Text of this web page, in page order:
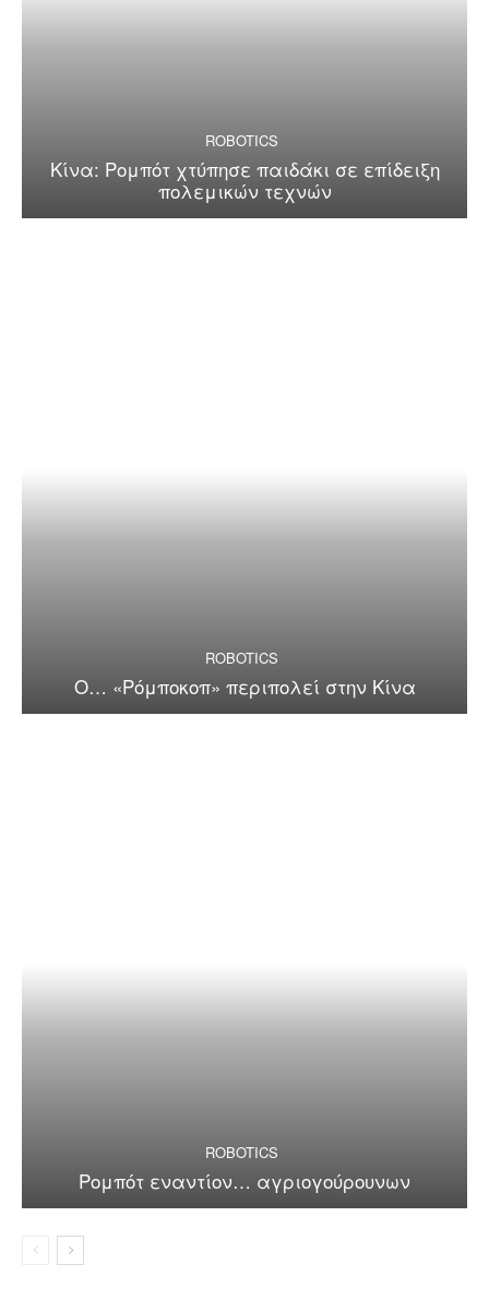
ROBOTICS
Κίνα: Ρομπότ χτύπησε παιδάκι σε επίδειξη
πολεμικών τεχνών
ROBOTICS
Ο… «Ρόμποκοπ» περιπολεί στην Κίνα
ROBOTICS
Ρομπότ εναντίον… αγριογούρουνων